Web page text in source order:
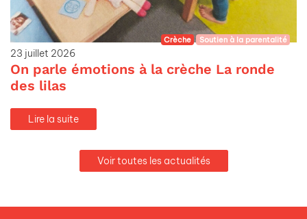
Crèche Soutien à la parentalité
23 juillet 2026
On parle émotions à la crèche La ronde
des lilas
Lire la suite
Voir toutes les actualités